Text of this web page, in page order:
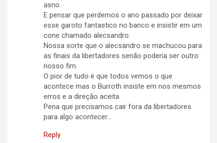
asno.
E pensar que perdemos o ano passado por deixar
esse garoto fantastico no banco e insistir em um
cone chamado alecsandro.
Nossa sorte que o alecsandro se machucou para
as finais da libertadores senão poderia ser outro
nosso fim.
O pior de tudo é que todos vemos o que
acontece mas o Burroth insiste em nos mesmos
erros e a direção aceita.
Pena que precisamos cair fora da libertadores
para algo acontecer…
Reply